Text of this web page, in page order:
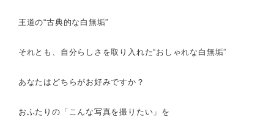
王道の“古典的な白無垢”
それとも、 自分らしさを取り入れた“おしゃれな白無垢”
あなたはどちらがお好みですか？
おふたりの「こんな写真を撮りたい」を